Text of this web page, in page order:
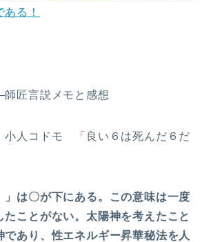
る！
匠言説メモと感想
人コドモ 「良い６は死んだ６だ
は〇が下にある。この意味は一度
たことがない。太陽神を考えたこと
であり、性エネルギー昇華秘法を人